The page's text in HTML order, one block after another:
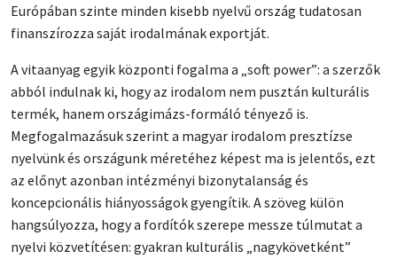
Európában szinte minden kisebb nyelvű ország tudatosan
finanszírozza saját irodalmának exportját.
A vitaanyag egyik központi fogalma a „soft power”: a szerzők
abból indulnak ki, hogy az irodalom nem pusztán kulturális
termék, hanem országimázs-formáló tényező is.
Megfogalmazásuk szerint a magyar irodalom presztízse
nyelvünk és országunk méretéhez képest ma is jelentős, ezt
az előnyt azonban intézményi bizonytalanság és
koncepcionális hiányosságok gyengítik. A szöveg külön
hangsúlyozza, hogy a fordítók szerepe messze túlmutat a
nyelvi közvetítésen: gyakran kulturális „nagykövetként”